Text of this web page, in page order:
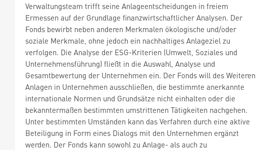
Verwaltungsteam trifft seine Anlageentscheidungen in freiem
Ermessen auf der Grundlage finanzwirtschaftlicher Analysen. Der
Fonds bewirbt neben anderen Merkmalen ökologische und/oder
soziale Merkmale, ohne jedoch ein nachhaltiges Anlageziel zu
verfolgen. Die Analyse der ESG-Kriterien (Umwelt, Soziales und
Unternehmensführung) fließt in die Auswahl, Analyse und
Gesamtbewertung der Unternehmen ein. Der Fonds will des Weiteren
Anlagen in Unternehmen ausschließen, die bestimmte anerkannte
internationale Normen und Grundsätze nicht einhalten oder die
bekanntermaßen bestimmten umstrittenen Tätigkeiten nachgehen.
Unter bestimmten Umständen kann das Verfahren durch eine aktive
Beteiligung in Form eines Dialogs mit den Unternehmen ergänzt
werden. Der Fonds kann sowohl zu Anlage- als auch zu